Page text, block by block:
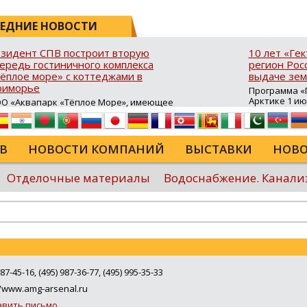
НОВОСТИ
СПВ построит вторую
гостиничного комплекса
море» с коттеджами в
«Аквапарк «Тёплое Море», имеющее
резидента свободного порта
(СПВ), продолжает развитие
инфраструктуры в Хасанском
Приморского края. В посёлке
на юго‑восточном побережье
Брюса стартовало
второй очереди гостиничного
«Тёплое море». В рамках проекта
процедура свободной таможенной
(СТЗ), позволяющая ...
10 лет
регион
выдаче
Программа
Арктике 1
10 лет в ДФО
время она
для
сельского
программы
России...
НОВОСТИ КОМПАНИЙ ВЫСТАВКИ
Отделочные материалы Водоснабжение.
Еще
45-16, (495) 987-36-77, (495) 995-35-33
arsenal.ru